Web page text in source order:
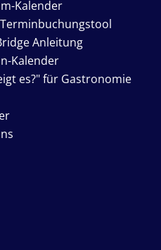
Kalender
Anleitung
Kalender
es?" für Gastronomie